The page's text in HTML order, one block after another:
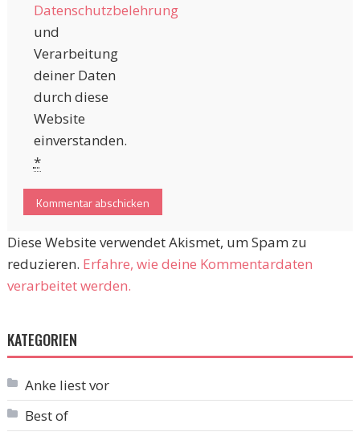
Datenschutzbelehrung
und
Verarbeitung
deiner Daten
durch diese
Website
einverstanden.
*
Diese Website verwendet Akismet, um Spam zu
reduzieren. Erfahre, wie deine Kommentardaten
verarbeitet werden.
KATEGORIEN
Anke liest vor
Best of